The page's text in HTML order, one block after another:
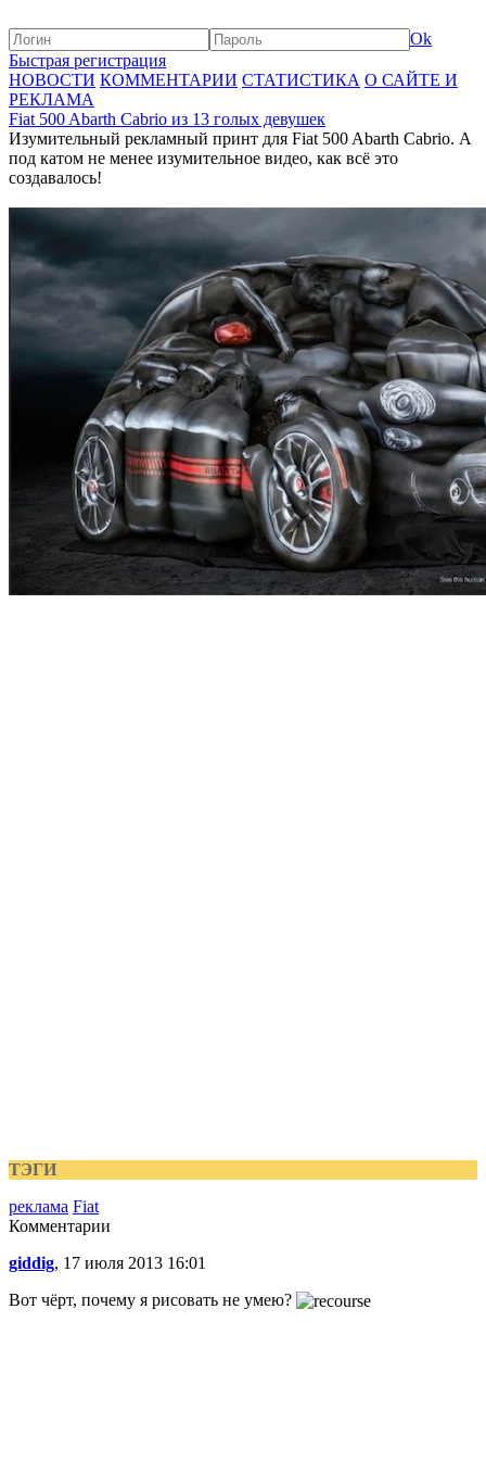
Ok
Быстрая регистрация
НОВОСТИ КОММЕНТАРИИ СТАТИСТИКА О САЙТЕ И
РЕКЛАМА
Fiat 500 Abarth Cabrio из 13 голых девушек
Изумительный рекламный принт для Fiat 500 Abarth Cabrio. А
под катом не менее изумительное видео, как всё это
создавалось!
ТЭГИ
реклама Fiat
Комментарии
giddig, 17 июля 2013 16:01
Вот чёрт, почему я рисовать не умею?